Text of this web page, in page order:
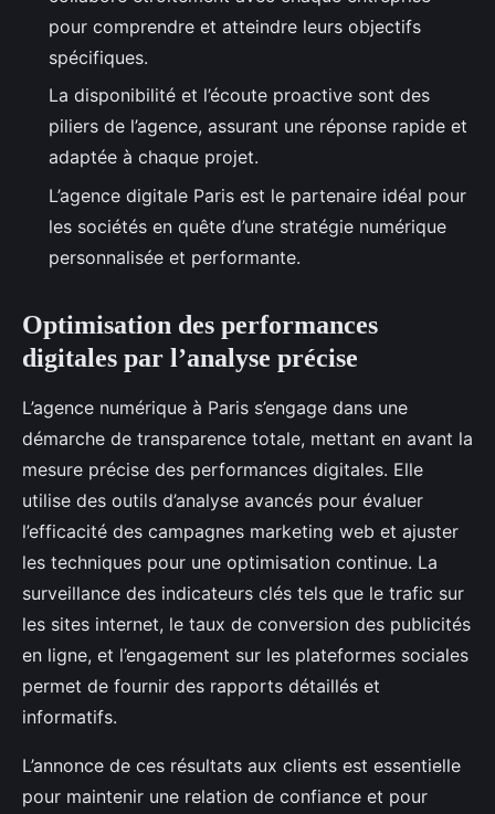
pour comprendre et atteindre leurs objectifs
spécifiques.
La disponibilité et l’écoute proactive sont des
piliers de l’agence, assurant une réponse rapide et
adaptée à chaque projet.
L’agence digitale Paris est le partenaire idéal pour
les sociétés en quête d’une stratégie numérique
personnalisée et performante.
Optimisation des performances
digitales par l’analyse précise
L’agence numérique à Paris s’engage dans une
démarche de transparence totale, mettant en avant la
mesure précise des performances digitales. Elle
utilise des outils d’analyse avancés pour évaluer
l’efficacité des campagnes marketing web et ajuster
les techniques pour une optimisation continue. La
surveillance des indicateurs clés tels que le trafic sur
les sites internet, le taux de conversion des publicités
en ligne, et l’engagement sur les plateformes sociales
permet de fournir des rapports détaillés et
informatifs.
L’annonce de ces résultats aux clients est essentielle
pour maintenir une relation de confiance et pour